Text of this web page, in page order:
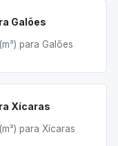
Galões
para Galões
Xícaras
para Xícaras